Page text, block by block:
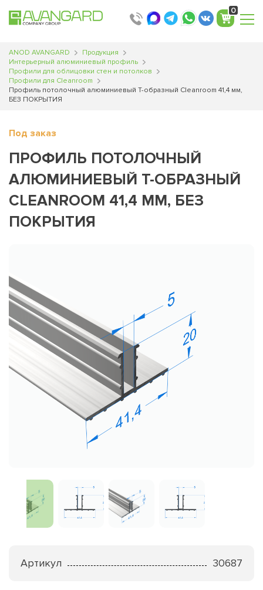
0
ANOD AVANGARD
Продукция
Интерьерный алюминиевый профиль
Профили для облицовки стен и потолков
Профили для Cleanroom
Профиль потолочный алюминиевый Т-образный Cleanroom 41,4 мм,
БЕЗ ПОКРЫТИЯ
Под заказ
ПРОФИЛЬ ПОТОЛОЧНЫЙ
АЛЮМИНИЕВЫЙ Т-ОБРАЗНЫЙ
CLEANROOM 41,4 ММ, БЕЗ
ПОКРЫТИЯ
Артикул 30687